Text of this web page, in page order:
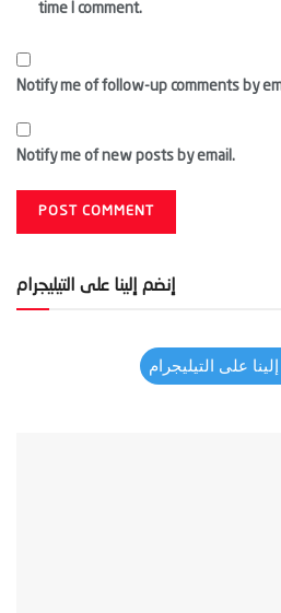
time I comment.
Notify me of follow-up comments by
Notify me of new posts by email.
إنضم إلينا على التيليجرام
على التيليجرام